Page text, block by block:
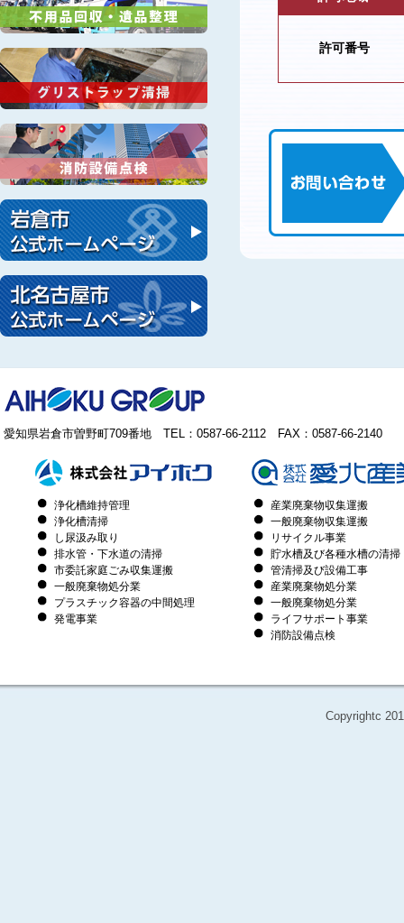
許可番号
愛知県岩倉市曽野町709番地 TEL：0587-66-2112 FAX：0587-66-2140
浄化槽維持管理
浄化槽清掃
し尿汲み取り
排水管・下水道の清掃
市委託家庭ごみ収集運搬
一般廃棄物処分業
プラスチック容器の中間処理
発電事業
産業廃棄物収集運搬
一般廃棄物収集運搬
リサイクル事業
貯水槽及び各種水槽の清掃
管清掃及び設備工事
産業廃棄物処分業
一般廃棄物処分業
ライフサポート事業
消防設備点検
Copyrightc